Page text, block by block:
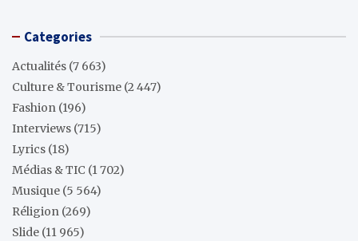
Categories
Actualités (7 663)
Culture & Tourisme (2 447)
Fashion (196)
Interviews (715)
Lyrics (18)
Médias & TIC (1 702)
Musique (5 564)
Réligion (269)
Slide (11 965)